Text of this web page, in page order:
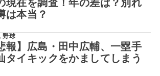
現在を調査！年の差は？別れ
は本当？
野球
報】広島・田中広輔、一塁手
タイキックをかましてしまう